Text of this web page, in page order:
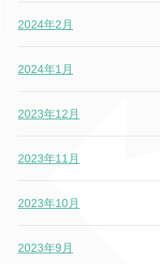
2024年2月
2024年1月
2023年12月
2023年11月
2023年10月
2023年9月